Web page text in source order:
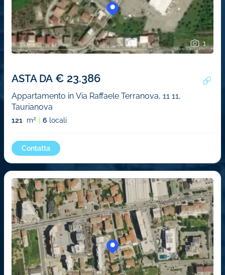
1
ASTA DA € 23.386
Appartamento in Via Raffaele Terranova, 11 11,
Taurianova
121 m2 6 locali
Contatta